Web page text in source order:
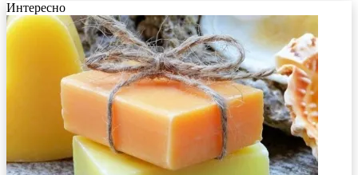
Интересно